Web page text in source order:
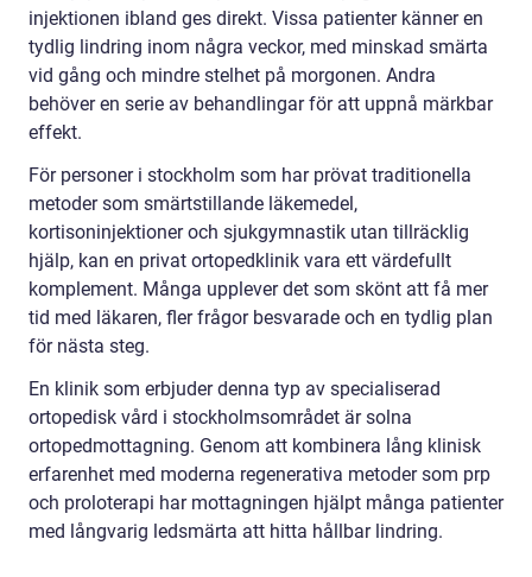
injektionen ibland ges direkt. Vissa patienter känner en
tydlig lindring inom några veckor, med minskad smärta
vid gång och mindre stelhet på morgonen. Andra
behöver en serie av behandlingar för att uppnå märkbar
effekt.
För personer i stockholm som har prövat traditionella
metoder som smärtstillande läkemedel,
kortisoninjektioner och sjukgymnastik utan tillräcklig
hjälp, kan en privat ortopedklinik vara ett värdefullt
komplement. Många upplever det som skönt att få mer
tid med läkaren, fler frågor besvarade och en tydlig plan
för nästa steg.
En klinik som erbjuder denna typ av specialiserad
ortopedisk vård i stockholmsområdet är solna
ortopedmottagning. Genom att kombinera lång klinisk
erfarenhet med moderna regenerativa metoder som prp
och proloterapi har mottagningen hjälpt många patienter
med långvarig ledsmärta att hitta hållbar lindring.